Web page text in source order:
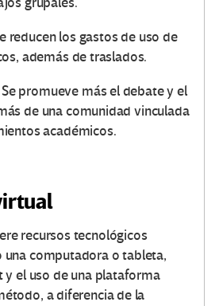
reducen los gastos de uso de
además de traslados.
Se promueve más el debate y el
de una comunidad vinculada
académicos.
recursos tecnológicos
computadora o tableta,
y el uso de una plataforma
a diferencia de la